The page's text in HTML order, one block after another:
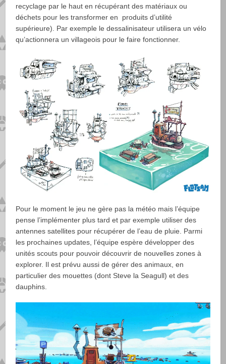
recyclage par le haut en récupérant des matériaux ou
déchets pour les transformer en produits d’utilité
supérieure). Par exemple le dessalinisateur utilisera un vélo
qu’actionnera un villageois pour le faire fonctionner.
Pour le moment le jeu ne gère pas la météo mais l’équipe
pense l’implémenter plus tard et par exemple utiliser des
antennes satellites pour récupérer de l’eau de pluie. Parmi
les prochaines updates, l’équipe espère développer des
unités scouts pour pouvoir découvrir de nouvelles zones à
explorer. Il est prévu aussi de gérer des animaux, en
particulier des mouettes (dont Steve la Seagull) et des
dauphins.